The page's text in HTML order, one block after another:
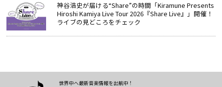
神谷浩史が届ける“Share”の時間――「Kiramune Presents
Hiroshi Kamiya Live Tour 2026『Share Live』」開催！
ライブの見どころをチェック
世界中へ最新音楽情報を出航中！